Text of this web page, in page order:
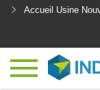
Accueil Usine